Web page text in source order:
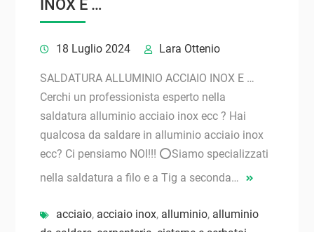
INOX E …
18 Luglio 2024 Lara Ottenio
SALDATURA ALLUMINIO ACCIAIO INOX E …
Cerchi un professionista esperto nella
saldatura alluminio acciaio inox ecc ? Hai
qualcosa da saldare in alluminio acciaio inox
ecc? Ci pensiamo NOI!!! ⭕Siamo specializzati
nella saldatura a filo e a Tig a seconda…
acciaio, acciaio inox, alluminio, alluminio